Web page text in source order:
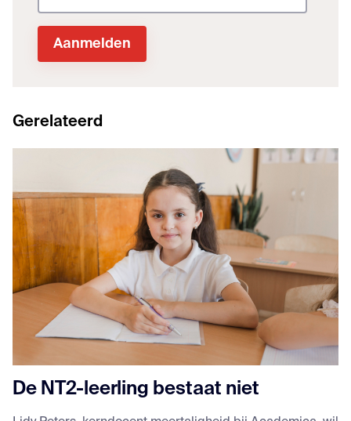
Gerelateerd
De NT2-leerling bestaat niet